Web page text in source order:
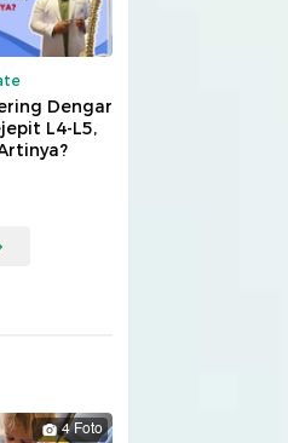
Dengar
L4-L5,
4 Foto